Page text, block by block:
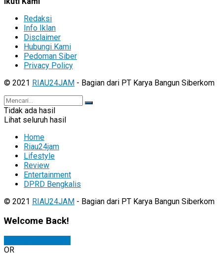
Redaksi
Info Iklan
Disclaimer
Hubungi Kami
Pedoman Siber
Privacy Policy
© 2021 RIAU24JAM - Bagian dari PT Karya Bangun Siberkom
Tidak ada hasil
Lihat seluruh hasil
Home
Riau24jam
Lifestyle
Review
Entertainment
DPRD Bengkalis
© 2021 RIAU24JAM - Bagian dari PT Karya Bangun Siberkom
Welcome Back!
OR